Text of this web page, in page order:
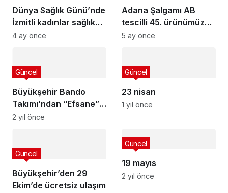
Dünya Sağlık Günü’nde
İzmitli kadınlar sağlık
için yürüdü
4 ay önce
Adana Şalgamı AB
tescilli 45. ürünümüz
oldu
5 ay önce
Büyükşehir Bando
Takımı’ndan “Efsane”
konser
Güncel
2 yıl önce
23 nisan
Güncel
1 yıl önce
Büyükşehir’den 29
Ekim’de ücretsiz ulaşım
Güncel
19 mayıs
Güncel
2 yıl önce